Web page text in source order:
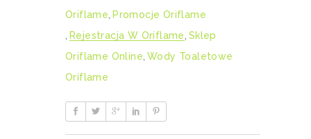
Oriflame Promocje Oriflame
Rejestracja W Oriflame Sklep
Oriflame Online Wody Toaletowe
Oriflame